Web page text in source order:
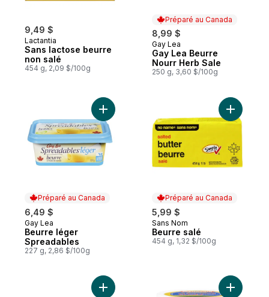
9,49 $
Lactantia
Sans lactose beurre
non salé
454 g, 2,09 $/100g
Préparé au Canada
8,99 $
Préparé au Canada
Gay Lea
Gay Lea Beurre
Nourr Herb Sale
250 g, 3,60 $/100g
Préparé au Canada
6,49 $
Préparé au Canada
Gay Lea
Beurre léger
Spreadables
227 g, 2,86 $/100g
Ajouter Beurre léger Spreadables au
Préparé au Canada
5,99 $
Préparé au Canada
Sans Nom
Beurre salé
454 g, 1,32 $/100g
Ajouter
Ajouter Beurre salé au panier Ajouter